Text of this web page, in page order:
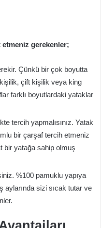
etmeniz gerekenler;
Çünkü bir çok boyutta
çift kişilik veya king
farklı boyutlardaki yataklar
tercih yapmalısınız. Yatak
bir çarşaf tercih etmeniz
bir yatağa sahip olmuş
%100 pamuklu yapıya
aylarında sizi sıcak tutar ve